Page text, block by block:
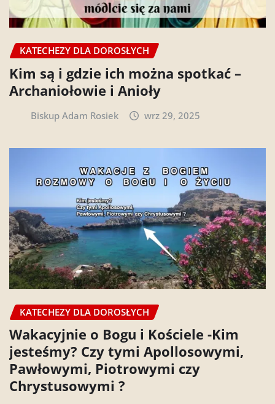
KATECHEZY DLA DOROSŁYCH
Kim są i gdzie ich można spotkać –
Archaniołowie i Anioły
Biskup Adam Rosiek wrz 29, 2025
KATECHEZY DLA DOROSŁYCH
Wakacyjnie o Bogu i Kościele -Kim
jesteśmy? Czy tymi Apollosowymi,
Pawłowymi, Piotrowymi czy
Chrystusowymi ?